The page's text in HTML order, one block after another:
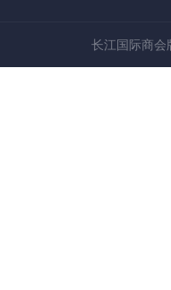
长江国际商